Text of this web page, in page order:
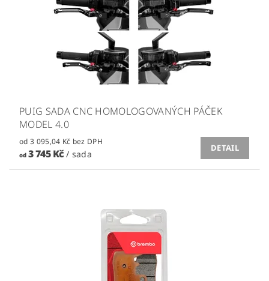
PUIG SADA CNC HOMOLOGOVANÝCH PÁČEK
MODEL 4.0
od 3 095,04 Kč bez DPH
od3 745 Kč/ sada
DETAIL